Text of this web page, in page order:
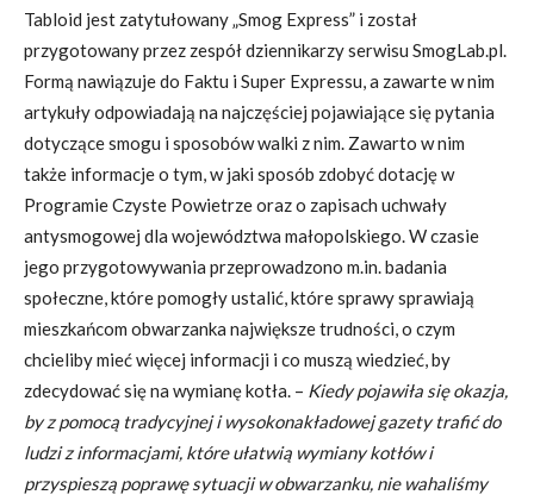
Tabloid jest zatytułowany „Smog Express” i został
przygotowany przez zespół dziennikarzy serwisu SmogLab.pl.
Formą nawiązuje do Faktu i Super Expressu, a zawarte w nim
artykuły odpowiadają na najczęściej pojawiające się pytania
dotyczące smogu i sposobów walki z nim. Zawarto w nim
także informacje o tym, w jaki sposób zdobyć dotację w
Programie Czyste Powietrze oraz o zapisach uchwały
antysmogowej dla województwa małopolskiego. W czasie
jego przygotowywania przeprowadzono m.in. badania
społeczne, które pomogły ustalić, które sprawy sprawiają
mieszkańcom obwarzanka największe trudności, o czym
chcieliby mieć więcej informacji i co muszą wiedzieć, by
zdecydować się na wymianę kotła. – Kiedy pojawiła się okazja,
by z pomocą tradycyjnej i wysokonakładowej gazety trafić do
ludzi z informacjami, które ułatwią wymiany kotłów i
przyspieszą poprawę sytuacji w obwarzanku, nie wahaliśmy